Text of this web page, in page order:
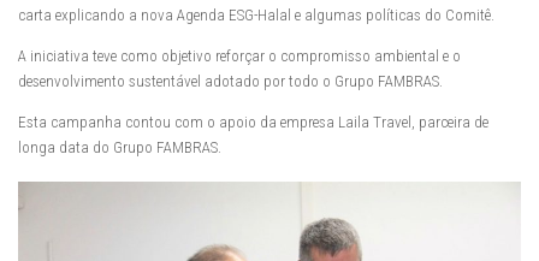
carta explicando a nova Agenda ESG-Halal e algumas políticas do Comitê.
A iniciativa teve como objetivo reforçar o compromisso ambiental e o
desenvolvimento sustentável adotado por todo o Grupo FAMBRAS.
Esta campanha contou com o apoio da empresa Laila Travel, parceira de
longa data do Grupo FAMBRAS.